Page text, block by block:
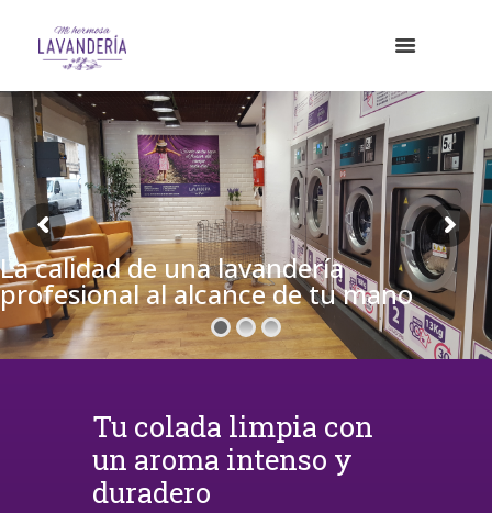
La calidad de una lavandería
profesional al alcance de tu mano
Tu colada limpia con
un aroma intenso y
duradero